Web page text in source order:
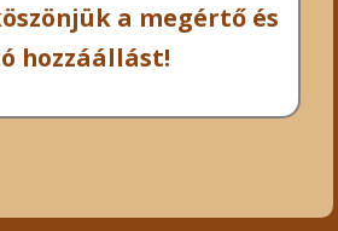
a megértő és
hozzáállást!